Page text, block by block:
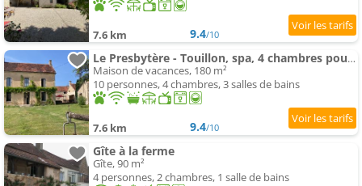
7.6 km 9.4/10
Le Presbytère - Touillon, spa, 4 chambres pour 10
Maison de vacances, 180 m²
10 personnes, 4 chambres, 3 salles de bains
7.6 km 9.4/10
Gîte à la ferme
Gîte, 90 m²
4 personnes, 2 chambres, 1 salle de bains